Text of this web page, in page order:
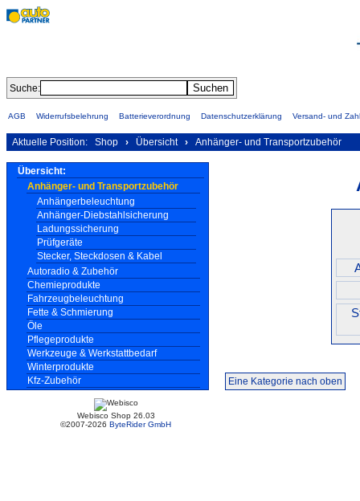
Suche:
AGB Widerrufsbelehrung Batterieverordnung Datenschutzerklärung Versand- und
Aktuelle Position: Shop › Übersicht › Anhänger- und Transportzubehör
Übersicht:
Anhänger- und Transportzubehör
Anhängerbeleuchtung
Anhänger-Diebstahlsicherung
Ladungssicherung
Prüfgeräte
Stecker, Steckdosen & Kabel
Autoradio & Zubehör
Chemieprodukte
Fahrzeugbeleuchtung
Fette & Schmierung
Öle
Pflegeprodukte
Werkzeuge & Werkstattbedarf
Winterprodukte
Kfz-Zubehör
Webisco Shop 26.03
©2007-2026 ByteRider GmbH
Eine Kategorie nach oben